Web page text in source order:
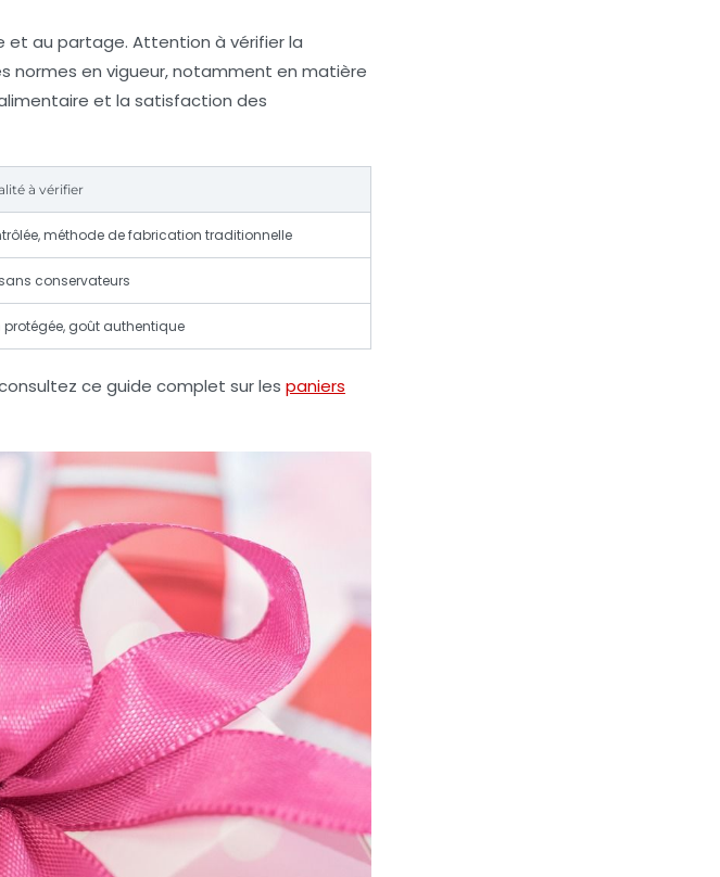
et au partage. Attention à vérifier la
normes en vigueur, notamment en matière
et la satisfaction des
à vérifier
méthode de fabrication traditionnelle
conservateurs
protégée, goût authentique
ce guide complet sur les paniers